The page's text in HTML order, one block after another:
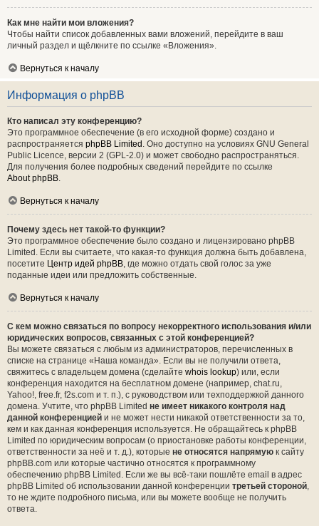
Как мне найти мои вложения?
Чтобы найти список добавленных вами вложений, перейдите в ваш
личный раздел и щёлкните по ссылке «Вложения».
Вернуться к началу
Информация о phpBB
Кто написал эту конференцию?
Это программное обеспечение (в его исходной форме) создано и
распространяется phpBB Limited . Оно доступно на условиях GNU General
Public Licence, версии 2 (GPL-2.0) и может свободно распространяться.
Для получения более подробных сведений перейдите по ссылке
About phpBB.
Вернуться к началу
Почему здесь нет такой-то функции?
Это программное обеспечение было создано и лицензировано phpBB
Limited. Если вы считаете, что какая-то функция должна быть добавлена,
посетите Центр идей phpBB, где можно отдать свой голос за уже
поданные идеи или предложить собственные.
Вернуться к началу
С кем можно связаться по вопросу некорректного использования и/или
юридических вопросов, связанных с этой конференцией?
Вы можете связаться с любым из администраторов, перечисленных в
списке на странице «Наша команда». Если вы не получили ответа,
свяжитесь с владельцем домена (сделайте whois lookup) или, если
конференция находится на бесплатном домене (например, chat.ru,
Yahoo!, free.fr, f2s.com и т. п.), с руководством или техподдержкой данного
домена. Учтите, что phpBB Limited не имеет никакого контроля над
данной конференцией и не может нести никакой ответственности за то,
кем и как данная конференция используется. Не обращайтесь к phpBB
Limited по юридическим вопросам (о приостановке работы конференции,
ответственности за неё и т. д.), которые не относятся напрямую к сайту
phpBB.com или которые частично относятся к программному
обеспечению phpBB Limited. Если же вы всё-таки пошлёте email в адрес
phpBB Limited об использовании данной конференции третьей стороной,
то не ждите подробного письма, или вы можете вообще не получить
ответа.